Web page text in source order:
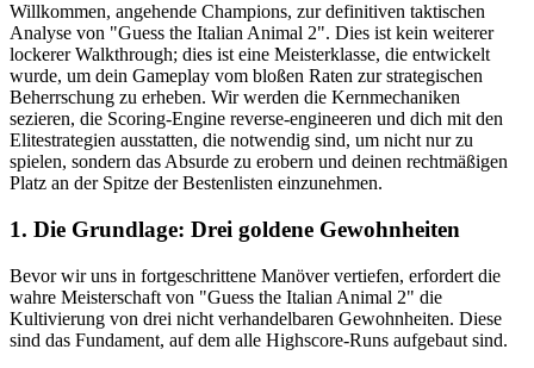
Willkommen, angehende Champions, zur definitiven taktischen
Analyse von "Guess the Italian Animal 2". Dies ist kein weiterer
lockerer Walkthrough; dies ist eine Meisterklasse, die entwickelt
wurde, um dein Gameplay vom bloßen Raten zur strategischen
Beherrschung zu erheben. Wir werden die Kernmechaniken
sezieren, die Scoring-Engine reverse-engineeren und dich mit den
Elitestrategien ausstatten, die notwendig sind, um nicht nur zu
spielen, sondern das Absurde zu erobern und deinen rechtmäßigen
Platz an der Spitze der Bestenlisten einzunehmen.
1. Die Grundlage: Drei goldene Gewohnheiten
Bevor wir uns in fortgeschrittene Manöver vertiefen, erfordert die
wahre Meisterschaft von "Guess the Italian Animal 2" die
Kultivierung von drei nicht verhandelbaren Gewohnheiten. Diese
sind das Fundament, auf dem alle Highscore-Runs aufgebaut sind.